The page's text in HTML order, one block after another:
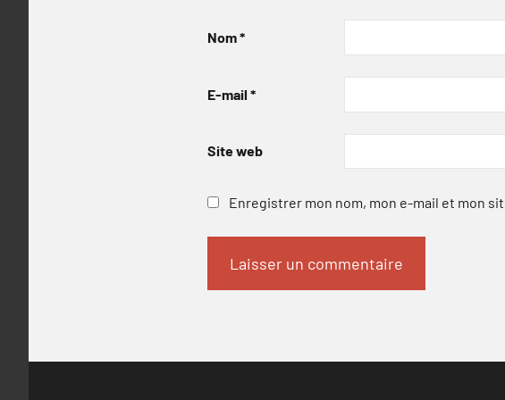
Nom*
E-mail *
Site web
Enregistrer mon nom, mon e-mail et mon